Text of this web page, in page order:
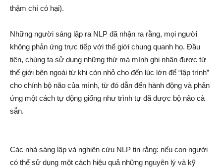
thậm chí có hại).
Những người sáng lập ra NLP đã nhận ra rằng, mọi người
không phản ứng trực tiếp với thế giới chung quanh họ. Đầu
tiên, chúng ta sử dụng những thứ mà mình ghi nhận được từ
thế giới bên ngoài từ khi còn nhỏ cho đến lúc lớn để “lập trình”
cho chính bộ não của mình, từ đó dẫn đến hành động và phản
ứng một cách tự động giống như trình tự đã được bộ não cà
sẵn.
Các nhà sáng lập và nghiên cứu NLP tin rằng: nếu con người
có thể sử dụng một cách hiệu quả những nguyên lý và kỹ